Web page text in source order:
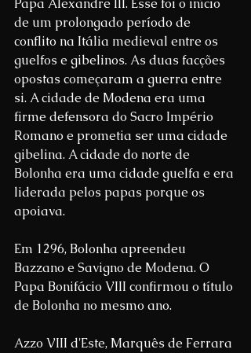
Papa Alexandre III. Esse foi o início
de um prolongado período de
conflito na Itália medieval entre os
guelfos e gibelinos. As duas facções
opostas começaram a guerra entre
si. A cidade de Modena era uma
firme defensora do Sacro Império
Romano e prometia ser uma cidade
gibelina. A cidade do norte de
Bolonha era uma cidade guelfa e era
liderada pelos papas porque os
apoiava.
Em 1296, Bolonha apreendeu
Bazzano e Savigno de Modena. O
Papa Bonifácio VIII confirmou o título
de Bolonha no mesmo ano.
Azzo VIII d'Este, Marquês de Ferrara